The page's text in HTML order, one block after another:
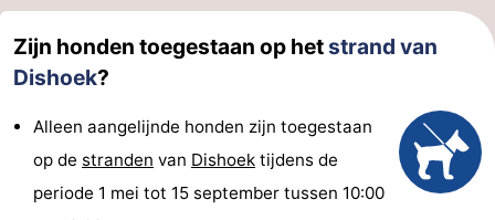
Zwembaden
-
Paardrijden
-
en
Evenementen
Zijn honden toegestaan op hetstrand van
Dishoek?
Alleen aangelijnde honden zijn toegestaan
op de stranden van Dishoek tijdens de
periode 1 mei tot 15 september tussen 10:00